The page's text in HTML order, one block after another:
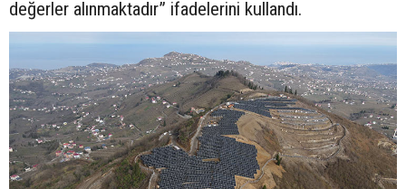
değerler alınmaktadır” ifadelerini kullandı.